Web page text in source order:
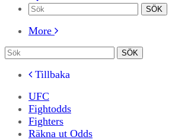
More
Tillbaka
UFC
Fightodds
Fighters
Räkna ut Odds